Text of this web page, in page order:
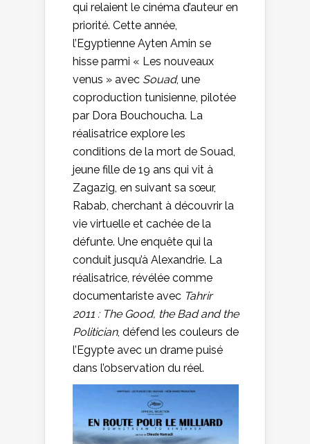
qui relaient le cinéma d’auteur en
priorité. Cette année,
l’Egyptienne Ayten Amin se
hisse parmi « Les nouveaux
venus » avec Souad, une
coproduction tunisienne, pilotée
par Dora Bouchoucha. La
réalisatrice explore les
conditions de la mort de Souad,
jeune fille de 19 ans qui vit à
Zagazig, en suivant sa sœur,
Rabab, cherchant à découvrir la
vie virtuelle et cachée de la
défunte. Une enquête qui la
conduit jusqu’à Alexandrie. La
réalisatrice, révélée comme
documentariste avec Tahrir
2011 : The Good, the Bad and the
Politician, défend les couleurs de
l’Egypte avec un drame puisé
dans l’observation du réel.